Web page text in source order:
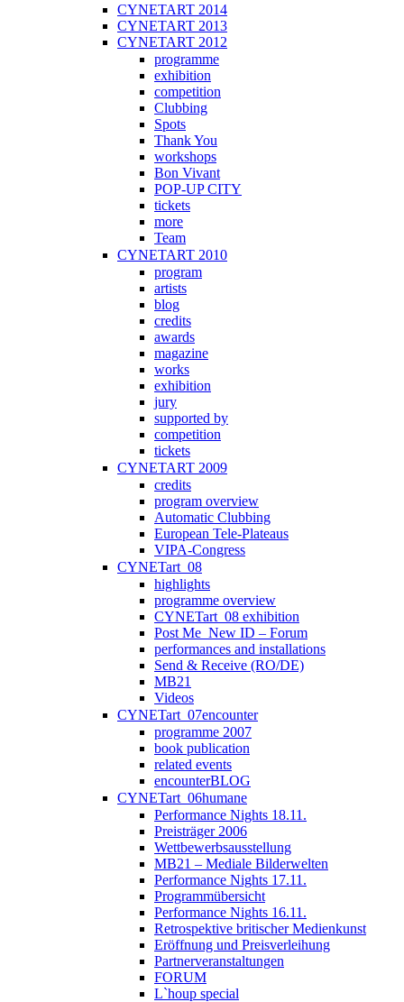
CYNETART 2014
CYNETART 2013
CYNETART 2012
programme
exhibition
competition
Clubbing
Spots
Thank You
workshops
Bon Vivant
POP-UP CITY
tickets
more
Team
CYNETART 2010
program
artists
blog
credits
awards
magazine
works
exhibition
jury
supported by
competition
tickets
CYNETART 2009
credits
program overview
Automatic Clubbing
European Tele-Plateaus
VIPA-Congress
CYNETart_08
highlights
programme overview
CYNETart_08 exhibition
Post Me_New ID – Forum
performances and installations
Send & Receive (RO/DE)
MB21
Videos
CYNETart_07encounter
programme 2007
book publication
related events
encounterBLOG
CYNETart_06humane
Performance Nights 18.11.
Preisträger 2006
Wettbewerbsausstellung
MB21 – Mediale Bilderwelten
Performance Nights 17.11.
Programmübersicht
Performance Nights 16.11.
Retrospektive britischer Medienkunst
Eröffnung und Preisverleihung
Partnerveranstaltungen
FORUM
L`houp special